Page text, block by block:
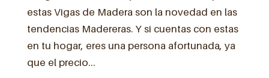
estas Vigas de Madera son la novedad en las
tendencias Madereras. Y si cuentas con estas
en tu hogar, eres una persona afortunada, ya
que el precio...